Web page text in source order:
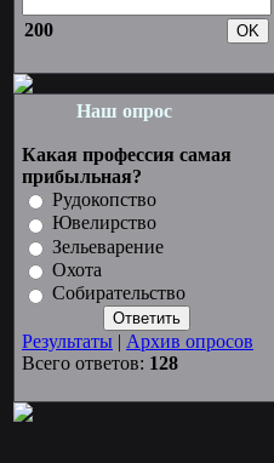
200
Наш опрос
Какая профессия самая
прибыльная?
Рудокопство
Ювелирство
Зельеварение
Охота
Собирательство
Результаты | Архив опросов
Всего ответов: 128